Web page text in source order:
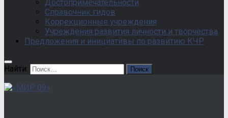
Достопримечательности
Справочник гидов
Коррекционные учреждения
Учреждения развития личности и творчества
Предложения и инициативы по развитию КЧР
Найти: